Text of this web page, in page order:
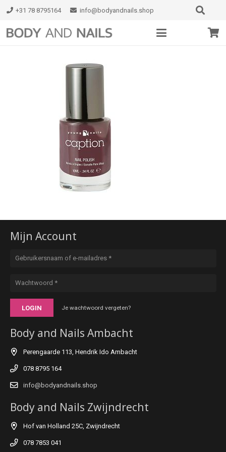
+31 78 8795164 info@bodyandnails.shop
Mijn Account
LOGIN Je wachtwoord vergeten?
Body and Nails Ambacht
Perengaarde 113, Hendrik Ido Ambacht
078 8795 164
info@bodyandnails.shop
Body and Nails Zwijndrecht
Hof van Holland 25C, Zwijndrecht
078 7853 041